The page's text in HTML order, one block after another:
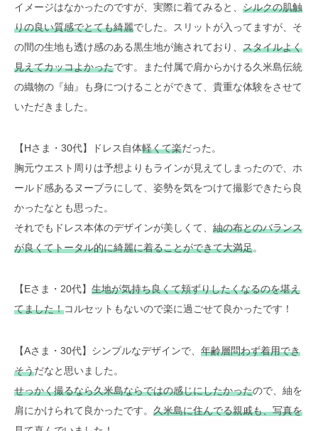
イメージはなかったのですが、実際に着てみると、 シルクの肌触
りの良い質感でとても綺麗でした。スリットが入ってますが、そ
の間の生地も透け感のある黒生地が施されており、 スタイルよく
見えてカッコよかったです。また付属で肩からかける久米島伝統
の織物の『紬』も身につけることができて、貴重な体験をさせて
いただきました。
【Hさま・30代】ドレス自体軽くて楽だった。
胸元ウエスト周りは予想よりもラインが見えてしまったので、ホ
ールド感あるヌーブラにして、姿勢を気をつけて撮影できたら良
かったなとも思った。
それでもドレス本体のデザインが美しくて、 紬の布とのバランス
が良くてトータル的に綺麗に着ることができて大満足。
【Eさま・20代】 生地が気持ち良くて頬ずりしたくなるのを堪え
てました！コルセットもないので楽に過ごせて良かったです！
【Aさま・30代】シンプルなデザインで、 年齢層問わず着用でき
そうだなと思いました。
せっかく撮るなら久米島ならではの感じにしたかったので、紬を
肩にかけられて良かったです。 久米島に住んでる親戚も、写真を